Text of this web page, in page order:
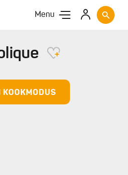
Menu
KOOKMODUS